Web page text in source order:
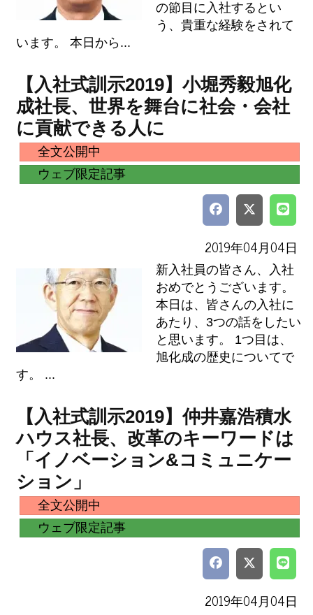
の節目に入社するとい
う、貴重な経験をされて
います。 本日から...
【入社式訓示2019】小堀秀毅旭化
成社長、世界を舞台に社会・会社
に貢献できる人に
全文公開中
ウェブ限定記事
2019年04月04日
新入社員の皆さん、入社
おめでとうございます。
本日は、皆さんの入社に
あたり、3つの話をしたい
と思います。 1つ目は、
旭化成の歴史についてで
す。 ...
【入社式訓示2019】仲井嘉浩積水
ハウス社長、改革のキーワードは
「イノベーション&コミュニケー
ション」
全文公開中
ウェブ限定記事
2019年04月04日